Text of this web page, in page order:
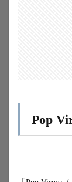
Pop